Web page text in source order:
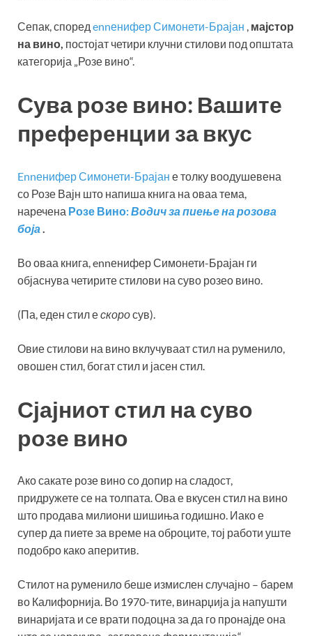
Сепак, според ennенифер Симонети-Брајан , мајстор
на вино, постојат четири клучни стилови под општата
категорија „Розе вино“.
Сува розе вино: Вашите
преференции за вкус
Ennенифер Симонети-Брајан е толку воодушевена
со Розе Вајн што напиша книга на оваа тема,
наречена Розе Вино:Водич за пиење на розова
боја.
Во оваа книга, ennенифер Симонети-Брајан ги
објаснува четирите стилови на суво розео вино.
(Па, еден стил ескоросув).
Овие стилови на вино вклучуваат стил на руменило,
овошен стил, богат стил и јасен стил.
Сјајниот стил на суво
розе вино
Ако сакате розе вино со допир на сладост,
придружете се на толпата. Ова е вкусен стил на вино
што продава милиони шишиња годишно. Иако е
супер да пиете за време на оброците, тој работи уште
подобро како аперитив.
Стилот на руменило беше измислен случајно – барем
во Калифорнија. Во 1970-тите, винарџија ја напушти
винаријата и се врати подоцна за да го пронајде она